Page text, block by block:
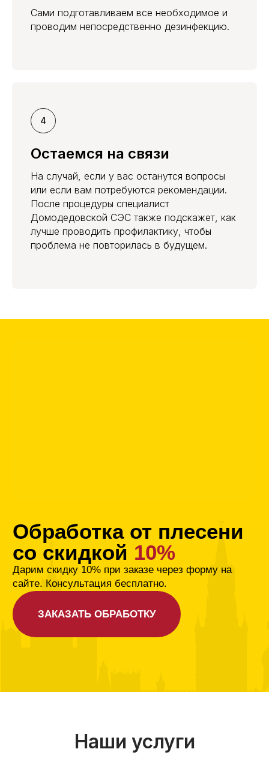
Сами подготавливаем все необходимое и
проводим непосредственно дезинфекцию.
Остаемся на связи
На случай, если у вас останутся вопросы
или если вам потребуются рекомендации.
После процедуры специалист
Домодедовской СЭС также подскажет, как
лучше проводить профилактику, чтобы
проблема не повторилась в будущем.
Наши услуги